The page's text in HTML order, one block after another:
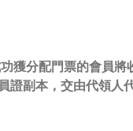
獲分配門票的會員
副本，交由代領人代